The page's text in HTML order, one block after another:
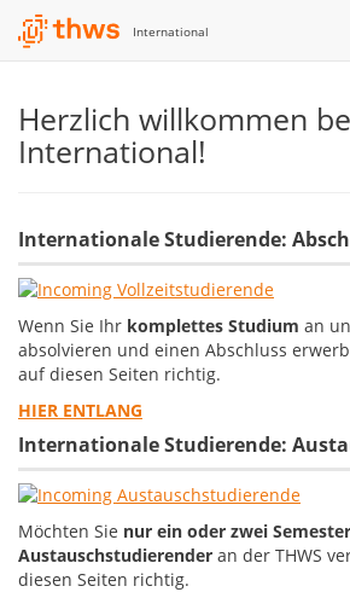
International
Herzlich willkommen
International!
Internationale Studierende:
Wenn Sie Ihr komplettes Studium an
absolvieren und einen Abschluss
auf diesen Seiten richtig.
HIER ENTLANG
Internationale Studierende:
Möchten Sie nur ein oder zwei
Austauschstudierender an der THWS
diesen Seiten richtig.